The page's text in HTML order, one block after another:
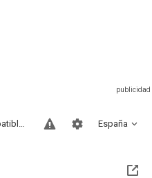
España
Sitios compatibles